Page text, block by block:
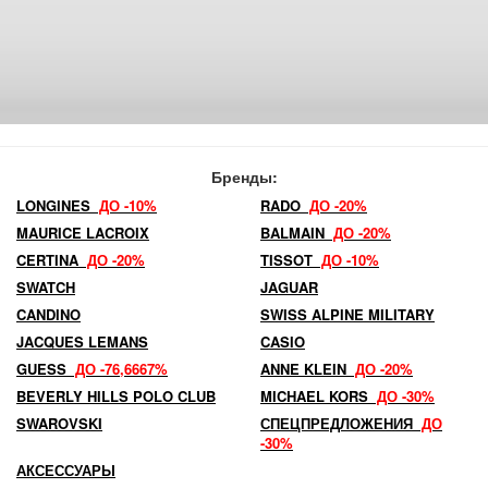
Бренды:
LONGINES ДО -10% RADO ДО -20%
MAURICE LACROIX
BALMAIN ДО -20%
CERTINA ДО -20% TISSOT ДО -10%
SWATCH
JAGUAR
CANDINO
SWISS ALPINE MILITARY
JACQUES LEMANS
CASIO
GUESS ДО -76,6667% ANNE KLEIN ДО -20%
BEVERLY HILLS POLO CLUB
MICHAEL KORS ДО -30%
SWAROVSKI
СПЕЦПРЕДЛОЖЕНИЯ ДО
-30%
АКСЕССУАРЫ